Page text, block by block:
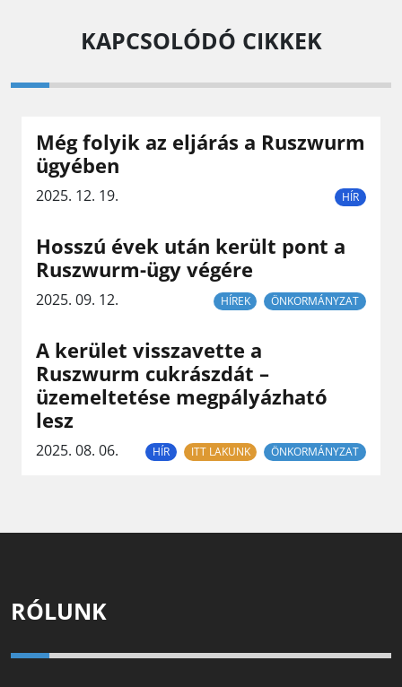
KAPCSOLÓDÓ CIKKEK
Még folyik az eljárás a Ruszwurm
ügyében
2025. 12. 19. HÍR
Hosszú évek után került pont a
Ruszwurm-ügy végére
2025. 09. 12. HÍREK ÖNKORMÁNYZAT
A kerület visszavette a
Ruszwurm cukrászdát –
üzemeltetése megpályázható
lesz
2025. 08. 06. HÍR ITT LAKUNK ÖNKORMÁNYZAT
RÓLUNK